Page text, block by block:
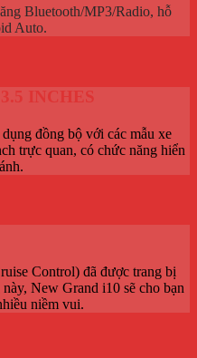
Bluetooth/MP3/Radio, hỗ
Auto.
INCHES
đồng bộ với các mẫu xe
trực quan, có chức năng hiển
Control) đã được trang bị
New Grand i10 sẽ cho bạn
niềm vui.